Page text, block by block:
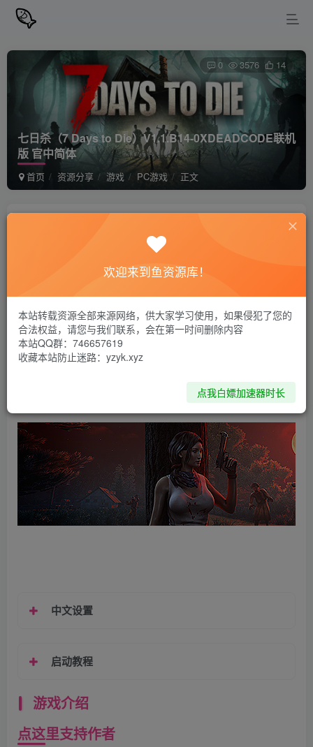
七日杀（7 Days to Die）V1.1.B14-0XDEADCODE联机
版 官中简体
首页 资源分享 游戏 PC游戏 正文
0 3576 14
私信
0XDEADCODE联机版 官中简体
资源下载
夸克网盘
中文设置
启动教程
游戏介绍
点这里支持作者
欢迎来到鱼资源库！
本站转载资源全部来源网络，供大家学习使用，如果侵犯了您的
合法权益，请您与我们联系，会在第一时间删除内容
本站QQ群：746657619
收藏本站防止迷路：yzyk.xyz
点我白嫖加速器时长